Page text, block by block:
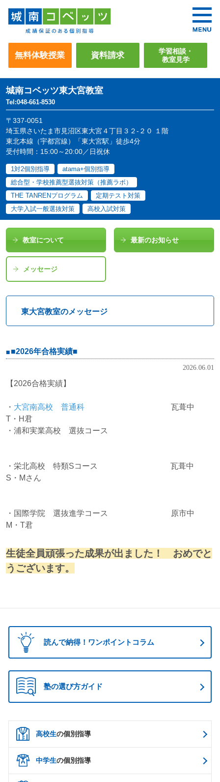
無料体験授業 資料請求
学習相談・
教室見学
城南コベッツ東大宮教室
Tel:048-661-8530
〒337-0051
埼玉県さいたま市見沼区東大宮４丁目３２-２０ １階
東北本線（宇都宮線）「東大宮駅」徒歩4分
受付時間：15:00～20:00／日祝休
1対2個別指導
atama+個別指導
総合型・学校推薦型選抜対策（推薦ラボ）
THE TANRENプログラム
定期テスト対策
大学入試一般選抜対策
高校入試対策
教室について 最新のお知らせ
メッセージ
東大宮教室のメッセージ
■2026年合格実績■
2026.06.01
【2026合格実績】
・ 大宮南高校 普通科 瓦葺中
T・H君
・浦和実業高校 選抜コース
・栄北高校 特類Sコース 瓦葺中
S・Mさん
・国際学院 選抜進学コース 原市中
M・T君
生徒全員頑張った成果が出ました！ おめでと
うございます。
読んで納得！ワンポイントコラム
塾の選び方ガイド
高校生の個別指導
中学生の個別指導